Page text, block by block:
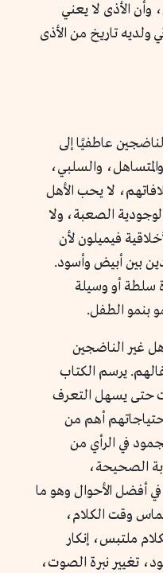
الأذى لا يعني
ولديه تاريخ من الأذى
عاطفيًا إلى
والسلبي،
لا يحب الأهل
الصعبة، ولا
فيميلون لأن
بين أبيض وأسود.
سلطة أو وسيلة
بنمو الطفل.
غير الناضجين
يرسم الكتاب
حتى يسهل التعرف
أهم من
في الرأي من
الصحيحة،
أفضل الأحوال وهو ما
وقت الكلام،
ملتبس، إنكار
تغيير نبرة الصوت،